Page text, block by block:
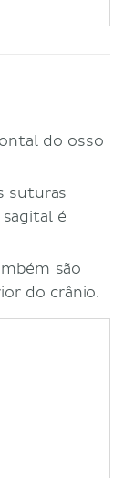
do osso
suturas
é
são
do crânio.